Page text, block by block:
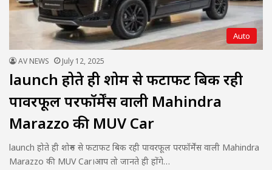
Auto
AV NEWS July 12, 2025
launch होते ही शोरुम से फटाफट बिक रही
पावरफूल परफॉर्मेंस वाली Mahindra
Marazzo की MUV Car
launch होते ही शोरुम से फटाफट बिक रही पावरफूल परफॉर्मेंस वाली Mahindra
Marazzo की MUV Car।आप तो जानते ही होंगे…